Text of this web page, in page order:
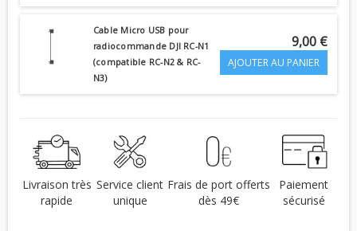
Cable Micro USB pour
radiocommande DJI RC-N1
(compatible RC-N2 & RC-
N3)
9,00 €
AJOUTER AU PANIER
Livraison très
rapide
Service client
unique
Frais de port offerts
dès 49€
Paiement
sécurisé